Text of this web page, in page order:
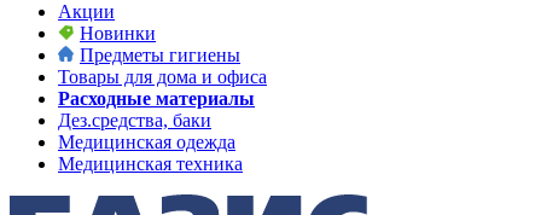
Акции
Новинки
Предметы гигиены
Товары для дома и офиса
Расходные материалы
Дез.средства, баки
Медицинская одежда
Медицинская техника